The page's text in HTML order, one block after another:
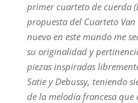
primer cuarteto de cuerda
propuesta del Cuarteto
nuevo en este mundo me
su originalidad y
piezas inspiradas
Satie y Debussy, teniendo
de la melodía francesa